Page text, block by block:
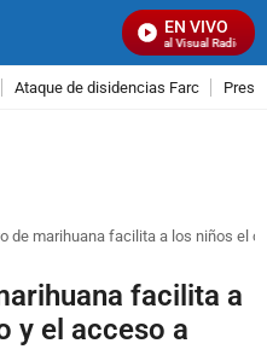
EN VIVO
Señal Visual Radio
Ataque de disidencias Farc
de marihuana facilita a los niños el
facilita a
y el acceso a